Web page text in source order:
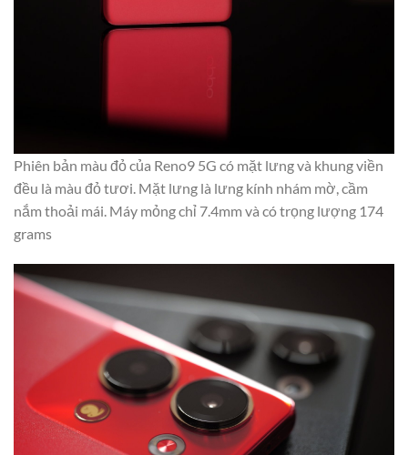
Phiên bản màu đỏ của Reno9 5G có mặt lưng và khung viền
đều là màu đỏ tươi. Mặt lưng là lưng kính nhám mờ, cầm
nắm thoải mái. Máy mỏng chỉ 7.4mm và có trọng lượng 174
grams